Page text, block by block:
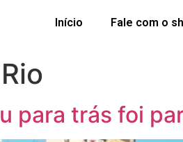
Início Fale com o
para trás foi